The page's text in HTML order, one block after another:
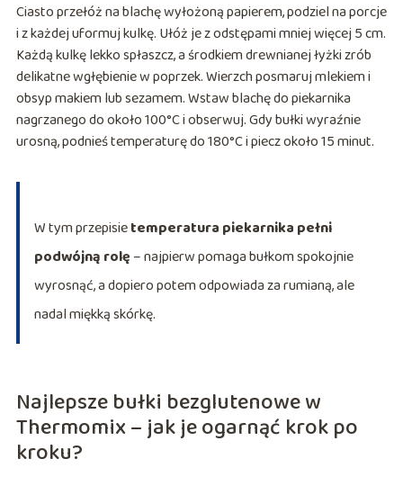
Ciasto przełóż na blachę wyłożoną papierem, podziel na porcje
i z każdej uformuj kulkę. Ułóż je z odstępami mniej więcej 5 cm.
Każdą kulkę lekko spłaszcz, a środkiem drewnianej łyżki zrób
delikatne wgłębienie w poprzek. Wierzch posmaruj mlekiem i
obsyp makiem lub sezamem. Wstaw blachę do piekarnika
nagrzanego do około 100°C i obserwuj. Gdy bułki wyraźnie
urosną, podnieś temperaturę do 180°C i piecz około 15 minut.
W tym przepisietemperatura piekarnika pełni
podwójną rolę – najpierw pomaga bułkom spokojnie
wyrosnąć, a dopiero potem odpowiada za rumianą, ale
nadal miękką skórkę.
Najlepsze bułki bezglutenowe w
Thermomix – jak je ogarnąć krok po
kroku?